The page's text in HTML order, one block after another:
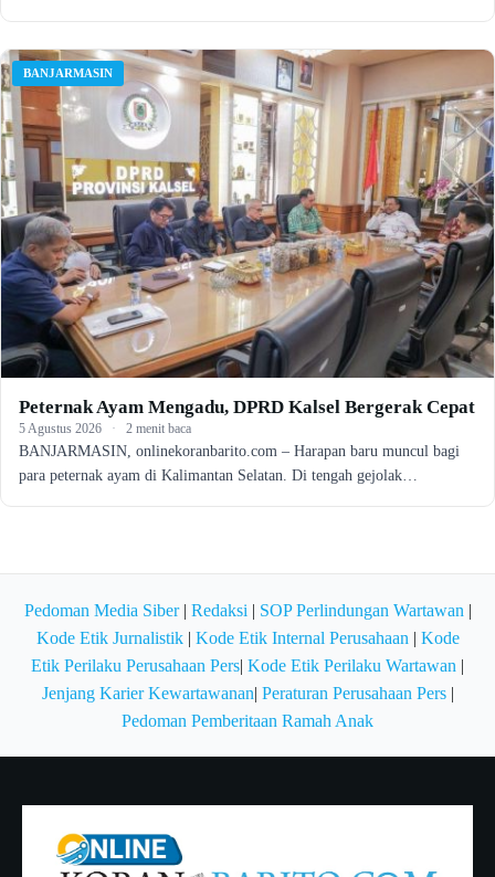
BANJARMASIN
Peternak Ayam Mengadu, DPRD Kalsel Bergerak Cepat
5 Agustus 2026 · 2 menit baca
BANJARMASIN, onlinekoranbarito.com – Harapan baru muncul bagi
para peternak ayam di Kalimantan Selatan. Di tengah gejolak…
Pedoman Media Siber| Redaksi | SOP Perlindungan Wartawan |
Kode Etik Jurnalistik| Kode Etik Internal Perusahaan | Kode
Etik Perilaku Perusahaan Pers| Kode Etik Perilaku Wartawan |
Jenjang Karier Kewartawanan| Peraturan Perusahaan Pers|
Pedoman Pemberitaan Ramah Anak